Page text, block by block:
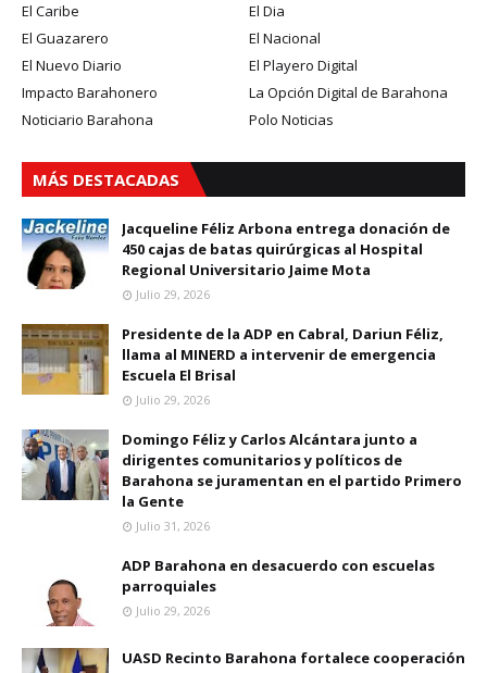
El Caribe
El Dia
El Guazarero
El Nacional
El Nuevo Diario
El Playero Digital
Impacto Barahonero
La Opción Digital de Barahona
Noticiario Barahona
Polo Noticias
MÁS DESTACADAS
Jacqueline Féliz Arbona entrega donación de
450 cajas de batas quirúrgicas al Hospital
Regional Universitario Jaime Mota
Julio 29, 2026
Presidente de la ADP en Cabral, Dariun Féliz,
llama al MINERD a intervenir de emergencia
Escuela El Brisal
Julio 29, 2026
Domingo Féliz y Carlos Alcántara junto a
dirigentes comunitarios y políticos de
Barahona se juramentan en el partido Primero
la Gente
Julio 31, 2026
ADP Barahona en desacuerdo con escuelas
parroquiales
Julio 29, 2026
UASD Recinto Barahona fortalece cooperación